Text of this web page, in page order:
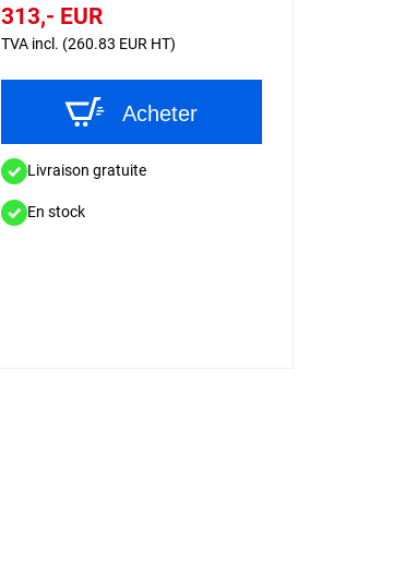
313,- EUR
TVA incl. (260.83 EUR HT)
Acheter
Livraison gratuite
En stock